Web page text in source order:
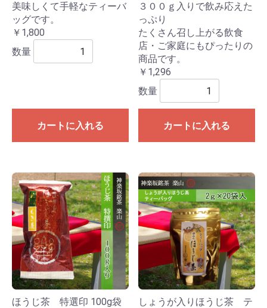
美味しくて手軽なティーバ
ッグです。
￥1,800
数量
カートに入れる
３００ｇ入りで飲み応えた
っぷり
たくさん召し上がる飲食
店・ご家庭にもぴったりの
商品です。
￥1,296
数量
カートに入れる
ほうじ茶 特選印 100g袋
しょうが入りほうじ茶 テ